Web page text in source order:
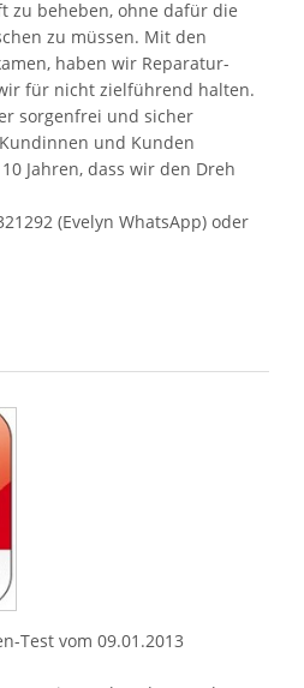
zu beheben, ohne dafür die
zu müssen. Mit den
haben wir Reparatur-
für nicht zielführend halten.
sorgenfrei und sicher
und Kunden
Jahren, dass wir den Dreh
(Evelyn WhatsApp) oder
Test vom 09.01.2013